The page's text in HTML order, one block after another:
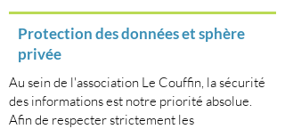
Protection des données et sphère
privée
Au sein de l'association Le Couffin, la sécurité
des informations est notre priorité absolue.
Afin de respecter strictement les